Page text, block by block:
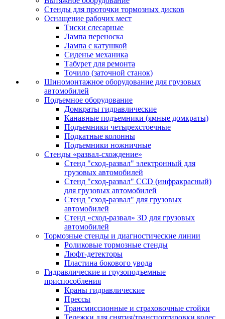
Стенды для проточки тормозных дисков
Оснащение рабочих мест
Тиски слесарные
Лампа переноска
Лампа с катушкой
Сиденье механика
Табурет для ремонта
Точило (заточной станок)
Шиномонтажное оборудование для грузовых
автомобилей
Подъемное оборудование
Домкраты гидравлические
Канавные подъемники (ямные домкраты)
Подъемники четырехстоечные
Подкатные колонны
Подъемники ножничные
Стенды «развал-схождение»
Стенд "сход-развал" электронный для
грузовых автомобилей
Стенд "сход-развал" CCD (инфракрасный)
для грузовых автомобилей
Стенд "сход-развал" для грузовых
автомобилей
Стенд «сход-развал» 3D для грузовых
автомобилей
Тормозные стенды и диагностические линии
Роликовые тормозные стенды
Люфт-детекторы
Пластина бокового увода
Гидравлические и грузоподъемные
приспособления
Краны гидравлические
Прессы
Трансмиссионные и страховочные стойки
Тележки для снятия/транспортировки колес